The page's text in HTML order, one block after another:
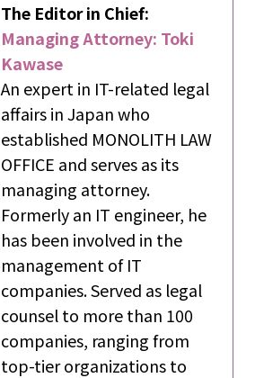
The Editor in Chief:
Managing Attorney: Toki
Kawase
An expert in IT-related legal
affairs in Japan who
established MONOLITH LAW
OFFICE and serves as its
managing attorney.
Formerly an IT engineer, he
has been involved in the
management of IT
companies. Served as legal
counsel to more than 100
companies, ranging from
top-tier organizations to